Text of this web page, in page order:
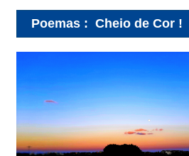
Poemas : Cheio de Cor !